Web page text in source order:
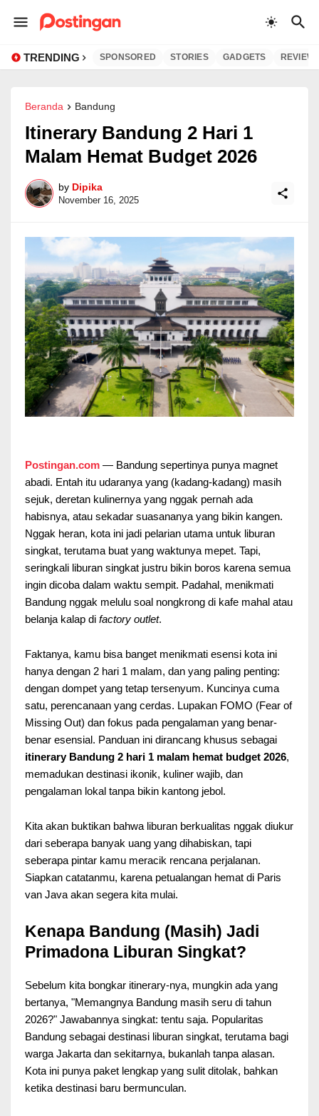
TRENDING SPONSORED STORIES GADGETS
Beranda Bandung
Itinerary Bandung 2 Hari 1
Malam Hemat Budget 2026
by Dipika
November 16, 2025
Postingan.com — Bandung sepertinya punya magnet
abadi. Entah itu udaranya yang (kadang-kadang) masih
sejuk, deretan kulinernya yang nggak pernah ada
habisnya, atau sekadar suasananya yang bikin kangen.
Nggak heran, kota ini jadi pelarian utama untuk liburan
singkat, terutama buat yang waktunya mepet. Tapi,
seringkali liburan singkat justru bikin boros karena semua
ingin dicoba dalam waktu sempit. Padahal, menikmati
Bandung nggak melulu soal nongkrong di kafe mahal atau
belanja kalap di factory outlet.
Faktanya, kamu bisa banget menikmati esensi kota ini
hanya dengan 2 hari 1 malam, dan yang paling penting:
dengan dompet yang tetap tersenyum. Kuncinya cuma
satu, perencanaan yang cerdas. Lupakan FOMO (Fear of
Missing Out) dan fokus pada pengalaman yang benar-
benar esensial. Panduan ini dirancang khusus sebagai
itinerary Bandung 2 hari 1 malam hemat budget 2026,
memadukan destinasi ikonik, kuliner wajib, dan
pengalaman lokal tanpa bikin kantong jebol.
Kita akan buktikan bahwa liburan berkualitas nggak diukur
dari seberapa banyak uang yang dihabiskan, tapi
seberapa pintar kamu meracik rencana perjalanan.
Siapkan catatanmu, karena petualangan hemat di Paris
van Java akan segera kita mulai.
Kenapa Bandung (Masih) Jadi
Primadona Liburan Singkat?
Sebelum kita bongkar itinerary-nya, mungkin ada yang
bertanya, "Memangnya Bandung masih seru di tahun
2026?" Jawabannya singkat: tentu saja. Popularitas
Bandung sebagai destinasi liburan singkat, terutama bagi
warga Jakarta dan sekitarnya, bukanlah tanpa alasan.
Kota ini punya paket lengkap yang sulit ditolak, bahkan
ketika destinasi baru bermunculan.